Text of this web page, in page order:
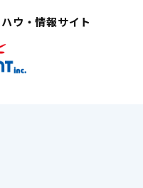
ウ・情報サイト